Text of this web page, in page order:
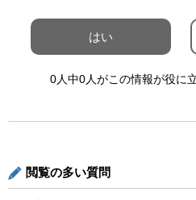
はい
0人中0人がこの情報が役に
閲覧の多い質問